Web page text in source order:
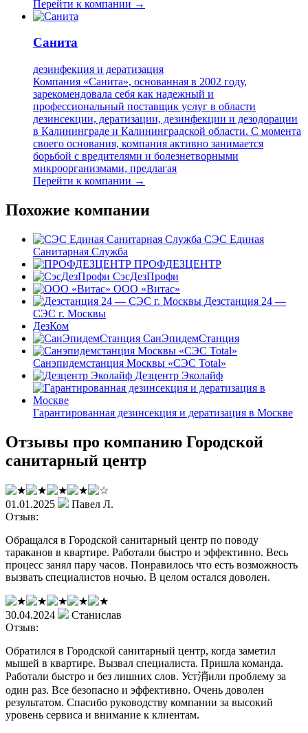
Перейти к компании →
Санита
дезинфекция и дератизация
Компания «Санита», основанная в 2002 году,
зарекомендовала себя как надежный и
профессиональный поставщик услуг в области
дезинсекции, дератизации, дезинфекции и дезодорации
в Калининграде и Калининградской области. С момента
своего основания, компания активно занимается
борьбой с вредителями и болезнетворными
микроорганизмами, предлагая
Перейти к компании →
Похожие компании
СЭС Единая
Санитарная Служба
ПРОФДЕЗЦЕНТР
СэсДезПрофи
ООО «Витас»
Дезстанция 24 —
СЭС г. Москвы
ДезКом
СанЭпидемСтанция
Санэпидемстанция Москвы «СЭС Total»
Дезцентр Эколайф
Гарантированная дезинсекция и дератизация в Москве
Отзывы про компанию Городской
санитарный центр
01.01.2025
Павел Л.
Отзыв:
Обращался в Городской санитарный центр по поводу
тараканов в квартире. Работали быстро и эффективно. Весь
процесс занял пару часов. Понравилось что есть возможность
вызвать специалистов ночью. В целом остался доволен.
30.04.2024
Станислав
Отзыв:
Обратился в Городской санитарный центр, когда заметил
мышей в квартире. Вызвал специалиста. Пришла команда.
Работали быстро и без лишних слов. Уст消или проблему за
один раз. Все безопасно и эффективно. Очень доволен
результатом. Спасибо руководству компании за высокий
уровень сервиса и внимание к клиентам.